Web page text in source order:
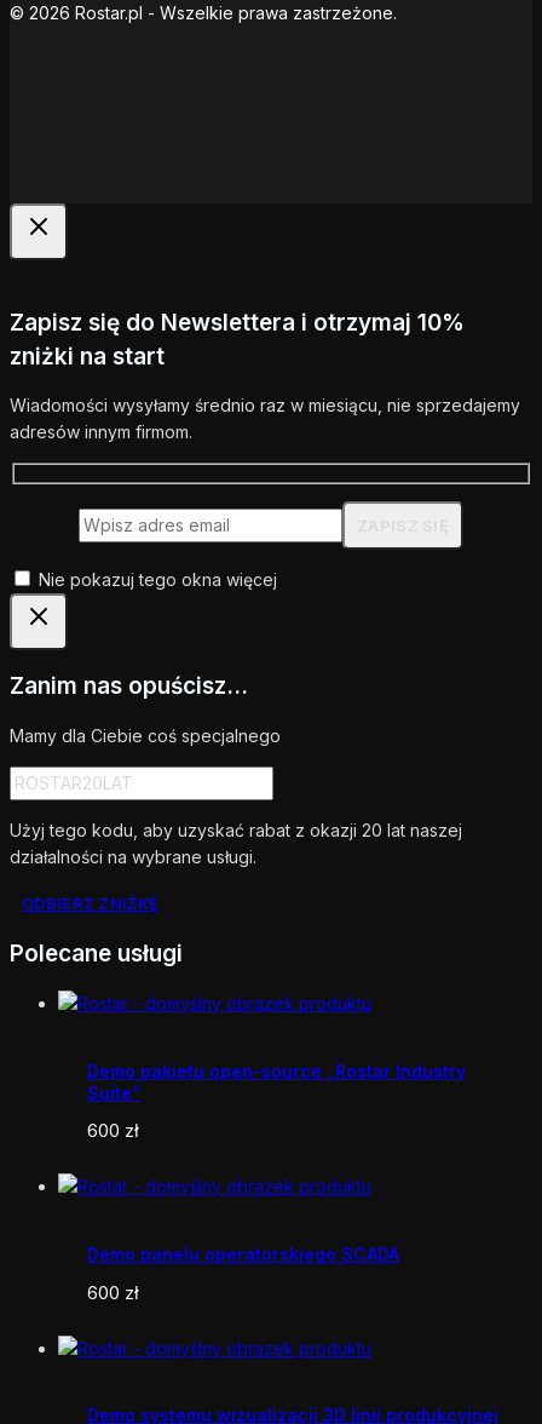
© 2026 Rostar.pl - Wszelkie prawa zastrzeżone.
Zapisz się do Newslettera i otrzymaj 10%
zniżki na start
Wiadomości wysyłamy średnio raz w miesiącu, nie sprzedajemy
adresów innym firmom.
Nie pokazuj tego okna więcej
Zanim nas opuścisz...
Mamy dla Ciebie coś specjalnego
Użyj tego kodu, aby uzyskać rabat z okazji 20 lat naszej
działalności na wybrane usługi.
ODBIERZ ZNIŻKĘ
Polecane usługi
Demo pakietu open-source „Rostar Industry
Suite”
600 zł
Demo panelu operatorskiego SCADA
600 zł
Demo systemu wizualizacji 3D linii produkcyjnej